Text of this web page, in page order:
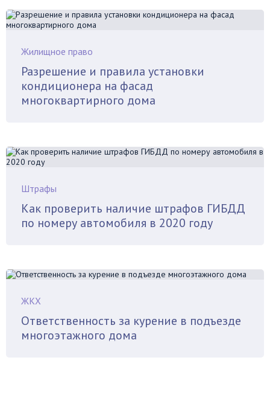
Жилищное право
Разрешение и правила установки
кондиционера на фасад
многоквартирного дома
Штрафы
Как проверить наличие штрафов ГИБДД
по номеру автомобиля в 2020 году
ЖКХ
Ответственность за курение в подъезде
многоэтажного дома